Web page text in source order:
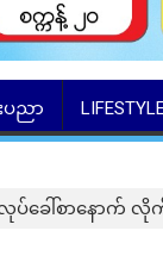
ပညာ
ပ်ခေါ်စာနောက်